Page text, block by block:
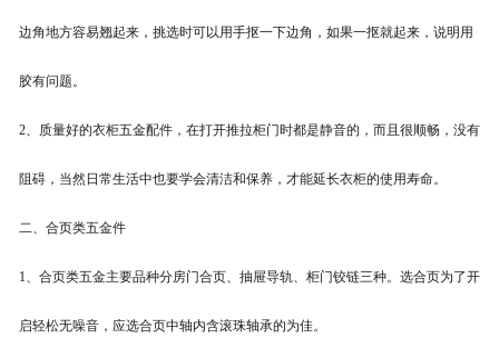
边角地方容易翘起来，挑选时可以用手抠一下边角，如果一抠就起来，说明用
胶有问题。
2、质量好的衣柜五金配件，在打开推拉柜门时都是静音的，而且很顺畅，没有
阻碍，当然日常生活中也要学会清洁和保养，才能延长衣柜的使用寿命。
二、合页类五金件
1、合页类五金主要品种分房门合页、抽屉导轨、柜门铰链三种。选合页为了开
启轻松无噪音，应选合页中轴内含滚珠轴承的为佳。